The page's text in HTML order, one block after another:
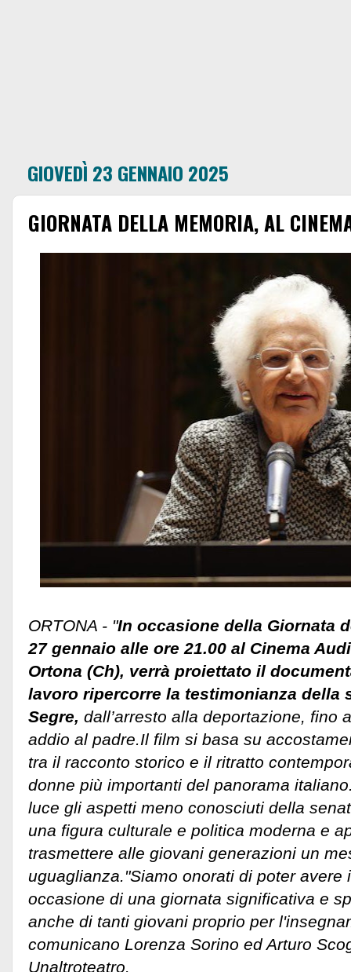
GIOVEDÌ 23 GENNAIO 2025
GIORNATA DELLA MEMORIA, AL
ORTONA - "In occasione della Giornata
27 gennaio alle ore 21.00 al Cinema
Ortona (Ch), verrà proiettato il
lavoro ripercorre la testimonianza della
Segre, dall’arresto alla deportazione, fino
addio al padre.Il film si basa su
tra il racconto storico e il ritratto
donne più importanti del panorama
luce gli aspetti meno conosciuti della
una figura culturale e politica moderna e
trasmettere alle giovani generazioni un
uguaglianza."Siamo onorati di poter avere
occasione di una giornata significativa e
anche di tanti giovani proprio per
comunicano Lorenza Sorino ed Arturo
Unaltroteatro.